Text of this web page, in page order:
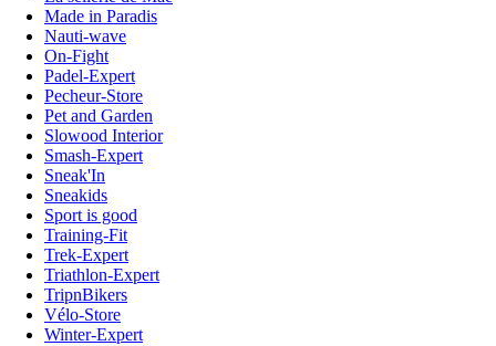
Made in Paradis
Nauti-wave
On-Fight
Padel-Expert
Pecheur-Store
Pet and Garden
Slowood Interior
Smash-Expert
Sneak'In
Sneakids
Sport is good
Training-Fit
Trek-Expert
Triathlon-Expert
TripnBikers
Vélo-Store
Winter-Expert